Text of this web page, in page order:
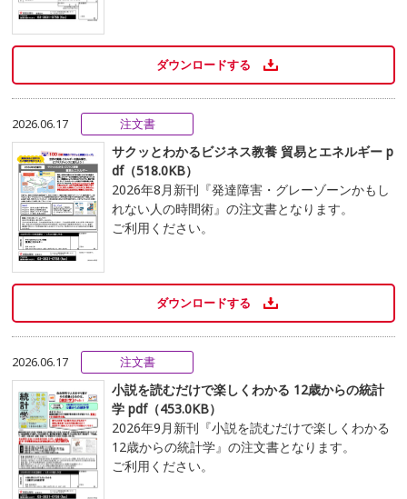
ダウンロードする
2026.06.17 注文書
サクッとわかるビジネス教養 貿易とエネルギー p
df（518.0KB）
2026年8月新刊『発達障害・グレーゾーンかもし
れない人の時間術』の注文書となります。
ご利用ください。
ダウンロードする
2026.06.17 注文書
小説を読むだけで楽しくわかる 12歳からの統計
学 pdf（453.0KB）
2026年9月新刊『小説を読むだけで楽しくわかる
12歳からの統計学』の注文書となります。
ご利用ください。